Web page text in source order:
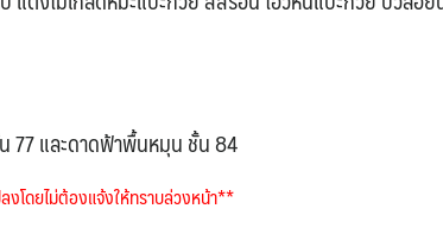
77 และดาดฟ้าพื้นหมุน ชั้น 84
งโดยไม่ต้องแจ้งให้ทราบล่วงหน้า**